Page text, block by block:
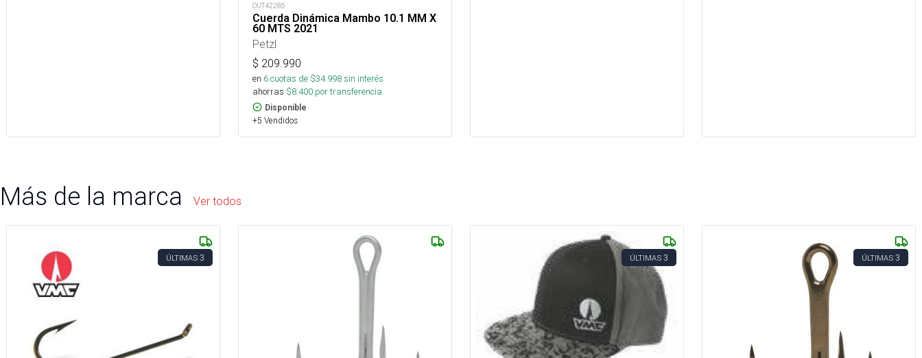
OUT42286
Cuerda Dinámica Mambo 10.1 MM X
60 MTS 2021
Petzl
$ 209.990
en 6cuotas de $34.998sin interés
ahorras $8.400 por transferencia.
Disponible
+5 Vendidos
Más de la marca Ver todos
ÚLTIMAS 3 ÚLTIMAS 3 ÚLTIMAS 3